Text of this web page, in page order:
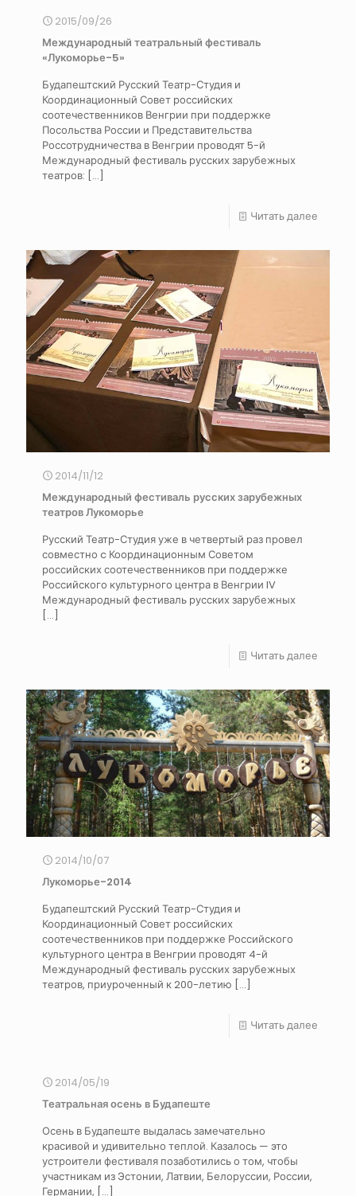
2015/09/26
Международный театральный фестиваль
«Лукоморье-5»
Будапештский Русский Театр-Студия и
Координационный Совет российских
соотечественников Венгрии при поддержке
Посольства России и Представительства
Россотрудничества в Венгрии проводят 5-й
Международный фестиваль русских зарубежных
театров: […]
Читать далее
2014/11/12
Международный фестиваль русских зарубежных
театров Лукоморье
Русский Театр-Студия уже в четвертый раз провел
совместно c Координационным Советом
российских соотечественников при поддержке
Российского культурного центра в Венгрии IV
Международный фестиваль русских зарубежных
[…]
Читать далее
2014/10/07
Лукоморье-2014
Будапештский Русский Театр-Студия и
Координационный Совет российских
соотечественников при поддержке Российского
культурного центра в Венгрии проводят 4-й
Международный фестиваль русских зарубежных
театров, приуроченный к 200-летию […]
Читать далее
2014/05/19
Театральная осень в Будапеште
Осень в Будапеште выдалась замечательно
красивой и удивительно теплой. Казалось — это
устроители фестиваля позаботились о том, чтобы
участникам из Эстонии, Латвии, Белоруссии, России,
Германии, […]